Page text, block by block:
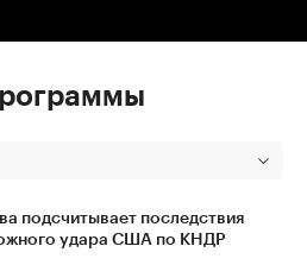
подсчитывает последствия
удара США по КНДР